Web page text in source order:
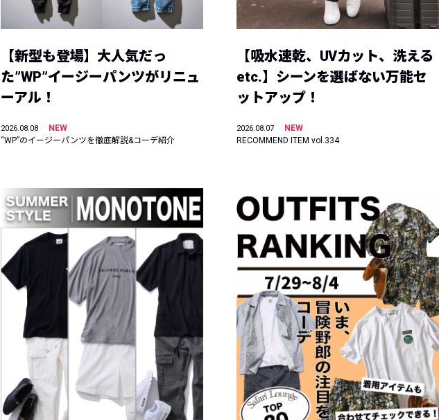
【新型も登場】大人気だっ
た”WP”イージーパンツがリニュ
ーアル！
2026.08.08
NEW
“WP”のイージーパンツを徹底解説&コーデ紹介
【吸水速乾、UVカット、洗える
etc.】シーンを選ばない万能セ
ットアップ！
2026.08.07
NEW
RECOMMEND ITEM vol.334